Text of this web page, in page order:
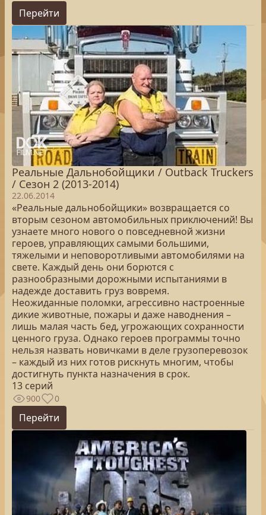
Перейти
Реальные Дальнобойщики / Outback Truckers
/ Сезон 2 (2013-2014)
22.06.2014
«Реальные дальнобойщики» возвращается со
вторым сезоном автомобильных приключений! Вы
узнаете много нового о повседневной жизни
героев, управляющих самыми большими,
тяжелыми и неповоротливыми автомобилями на
свете. Каждый день они борются с
разнообразными дорожными испытаниями в
надежде доставить груз вовремя.
Неожиданные поломки, агрессивно настроенные
дикие животные, пожары и даже наводнения –
лишь малая часть бед, угрожающих сохранности
ценного груза. Однако героев программы точно
нельзя назвать новичками в деле грузоперевозок
– каждый из них готов рискнуть многим, чтобы
достигнуть пункта назначения в срок.
13 серий
900 0
Перейти